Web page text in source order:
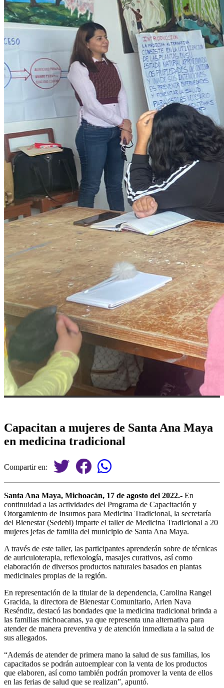
Capacitan a mujeres de Santa Ana Maya
en medicina tradicional
Compartir en:
Santa Ana Maya, Michoacán, 17 de agosto del 2022.- En
continuidad a las actividades del Programa de Capacitación y
Otorgamiento de Insumos para Medicina Tradicional, la secretaría
del Bienestar (Sedebi) imparte el taller de Medicina Tradicional a 20
mujeres jefas de familia del municipio de Santa Ana Maya.
A través de este taller, las participantes aprenderán sobre de técnicas
de auriculoterapia, reflexología, masajes curativos, así como
elaboración de diversos productos naturales basados en plantas
medicinales propias de la región.
En representación de la titular de la dependencia, Carolina Rangel
Gracida, la directora de Bienestar Comunitario, Arlen Nava
Reséndiz, destacó las bondades que la medicina tradicional brinda a
las familias michoacanas, ya que representa una alternativa para
atender de manera preventiva y de atención inmediata a la salud de
sus allegados.
“Además de atender de primera mano la salud de sus familias, los
capacitados se podrán autoemplear con la venta de los productos
que elaboren, así como también podrán promover la venta de ellos
en las ferias de salud que se realizan”, apuntó.